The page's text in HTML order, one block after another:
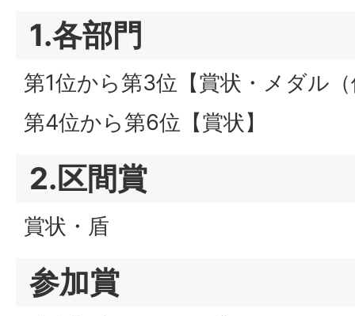
1.各部門
第1位から第3位【賞状・メダル
第4位から第6位【賞状】
2.区間賞
賞状・盾
参加賞